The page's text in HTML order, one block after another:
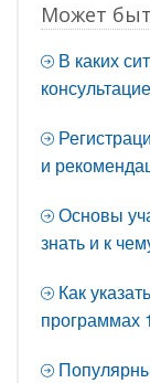
Может
В каких
и
Основы
знать и к
Как
программах